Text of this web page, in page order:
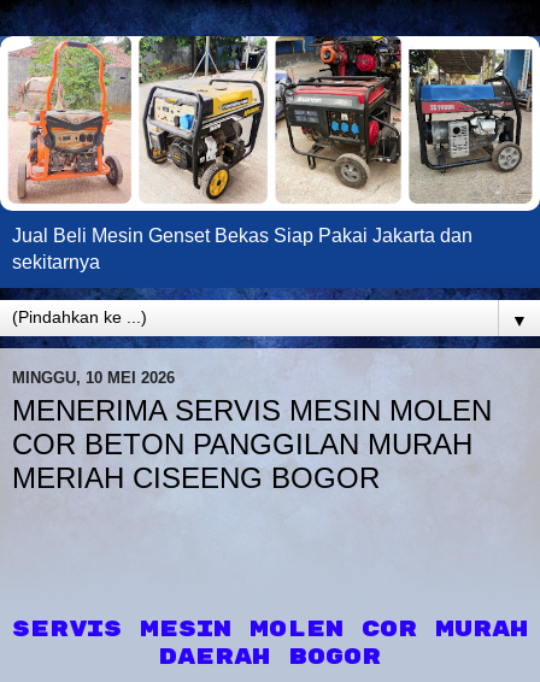
Jual Beli Mesin Genset Bekas Siap Pakai Jakarta dan
sekitarnya
▼
MINGGU, 10 MEI 2026
MENERIMA SERVIS MESIN MOLEN
COR BETON PANGGILAN MURAH
MERIAH CISEENG BOGOR
SERVIS MESIN MOLEN COR MURAH
DAERAH BOGOR